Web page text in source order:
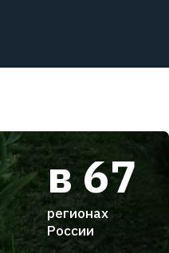
в 67
регионах
России